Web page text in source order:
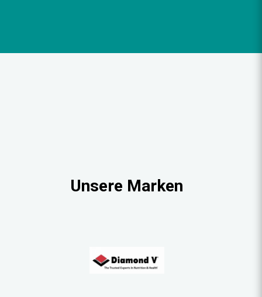
Unsere Marken